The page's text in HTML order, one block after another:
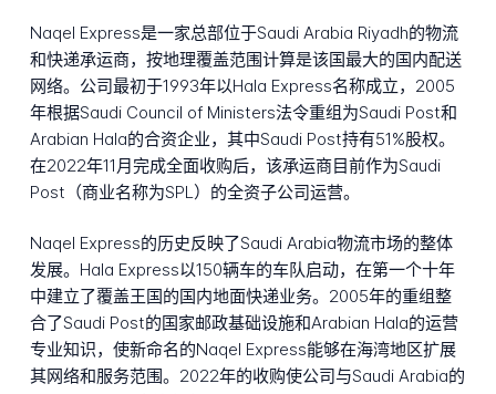
Naqel Express是一家总部位于Saudi Arabia Riyadh的物流
和快递承运商，按地理覆盖范围计算是该国最大的国内配送
网络。公司最初于1993年以Hala Express名称成立，2005
年根据Saudi Council of Ministers法令重组为Saudi Post和
Arabian Hala的合资企业，其中Saudi Post持有51%股权。
在2022年11月完成全面收购后，该承运商目前作为Saudi
Post（商业名称为SPL）的全资子公司运营。
Naqel Express的历史反映了Saudi Arabia物流市场的整体
发展。Hala Express以150辆车的车队启动，在第一个十年
中建立了覆盖王国的国内地面快递业务。2005年的重组整
合了Saudi Post的国家邮政基础设施和Arabian Hala的运营
专业知识，使新命名的Naqel Express能够在海湾地区扩展
其网络和服务范围。2022年的收购使公司与Saudi Arabia的